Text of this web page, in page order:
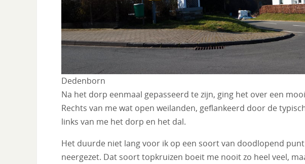
Dedenborn
Na het dorp eenmaal gepasseerd te zijn, ging het over een
Rechts van me wat open weilanden, geflankeerd door de
links van me het dorp en het dal.
Het duurde niet lang voor ik op een soort van doodlopend
neergezet. Dat soort topkruizen boeit me nooit zo heel veel,